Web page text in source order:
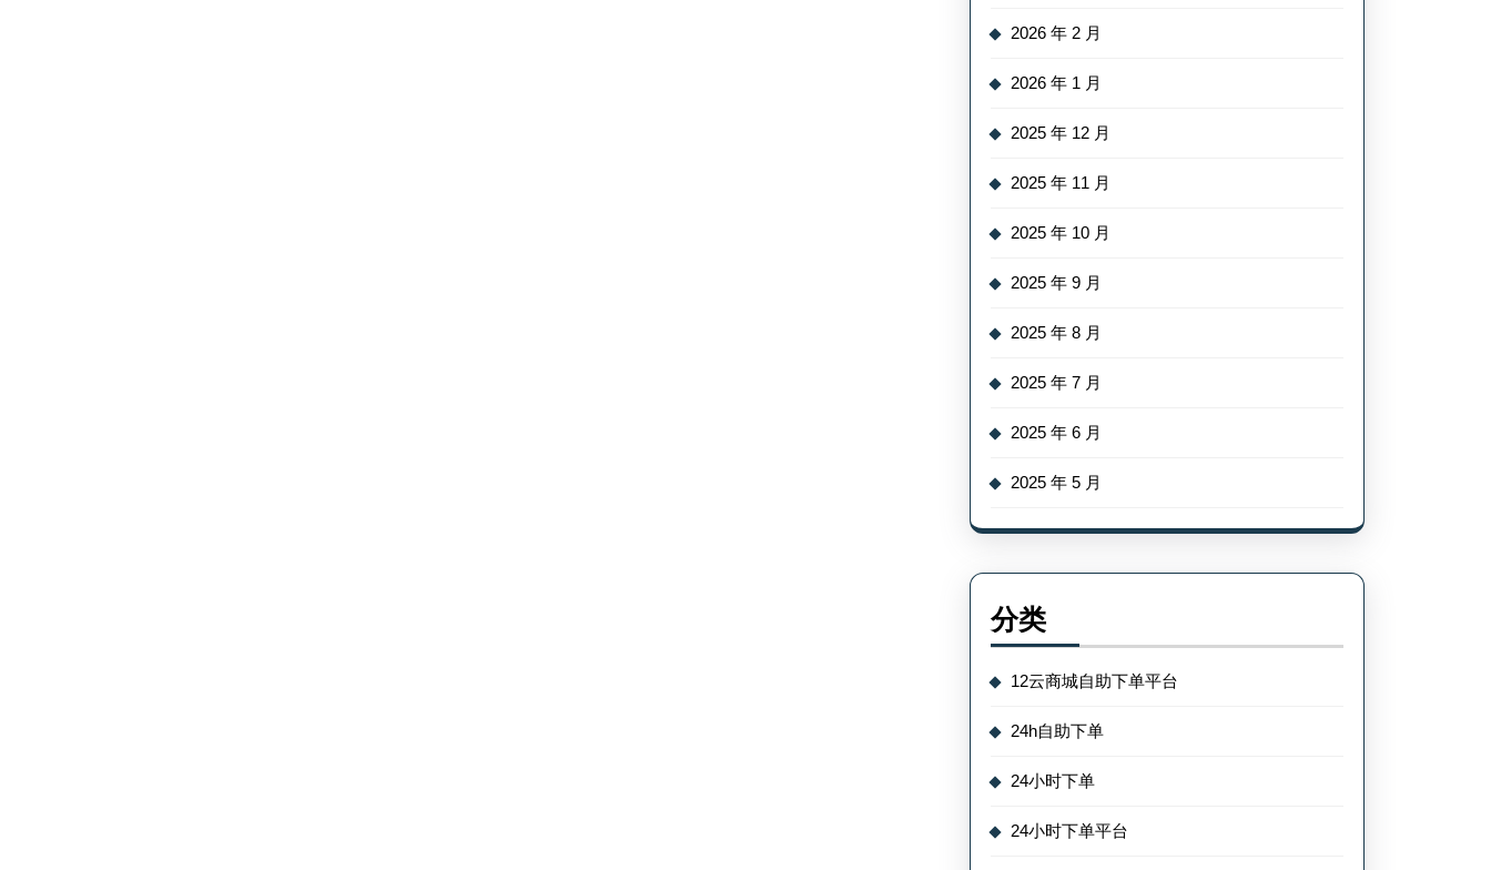
2026 年 2 月
2026 年 1 月
2025 年 12 月
2025 年 11 月
2025 年 10 月
2025 年 9 月
2025 年 8 月
2025 年 7 月
2025 年 6 月
2025 年 5 月
分类
12云商城自助下单平台
24h自助下单
24小时下单
24小时下单平台